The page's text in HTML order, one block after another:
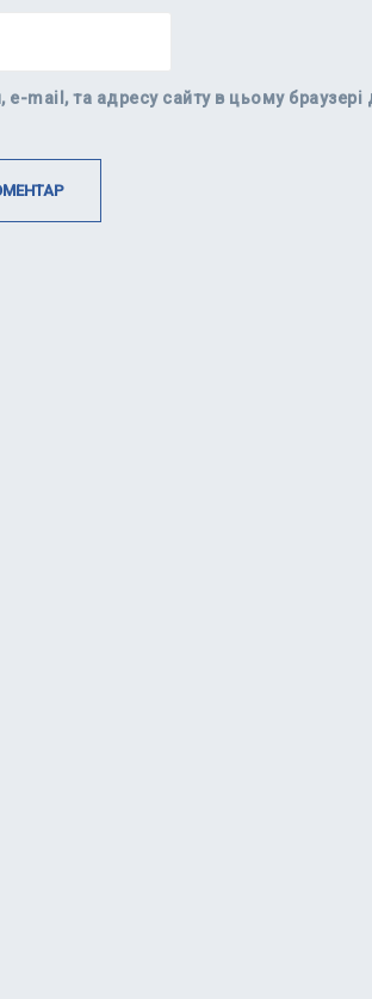
e-mail, та адресу сайту в цьому